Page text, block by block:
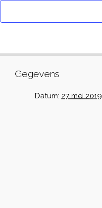
Gegevens
Datum: 27 mei 2019